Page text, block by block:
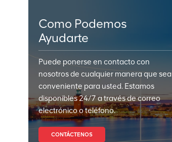
Como Podemos
Ayudarte
Puede ponerse en contacto con
nosotros de cualquier manera que sea
conveniente para usted. Estamos
disponibles 24/7 a través de correo
electrónico o teléfono.
CONTÁCTENOS